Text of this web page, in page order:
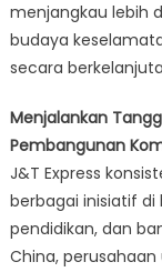
menjangkau lebih
budaya
secara
Menjalankan
Pembangunan
J&T Express
berbagai inisiatif
pendidikan, dan
China,